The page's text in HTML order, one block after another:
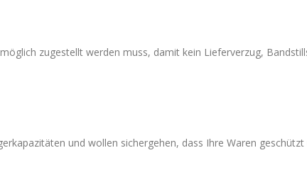
zugestellt werden muss, damit kein Lieferverzug,
und wollen sichergehen, dass Ihre Waren